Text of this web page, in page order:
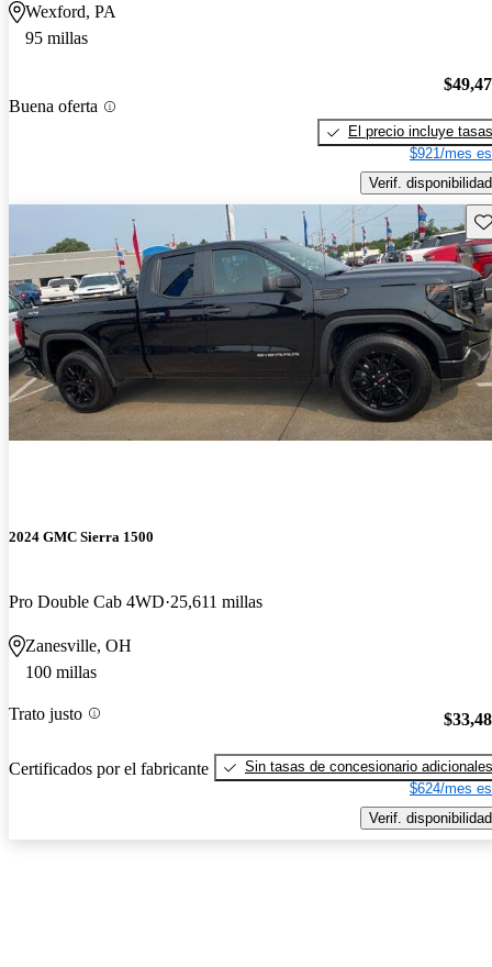
Wexford, PA
95 millas
Buena oferta
El precio incluye tasas
$921/mes
Verif. disponibilidad
2024 GMC Sierra 1500
Pro Double Cab 4WD 25,611 millas
Zanesville, OH
100 millas
Trato justo
Certificados por el fabricante
Sin tasas de concesionario adicionales
$624/mes
Verif. disponibilidad